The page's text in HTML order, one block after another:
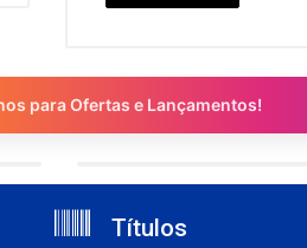
para Ofertas e Lançamentos!
Títulos